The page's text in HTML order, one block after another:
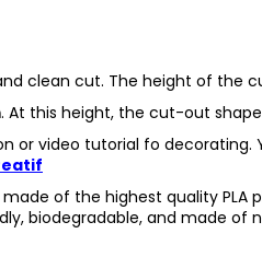
clean cut. The height of the
. At this height, the cut-out
or video tutorial fo decorating.
of the highest quality
biodegradable, and made of